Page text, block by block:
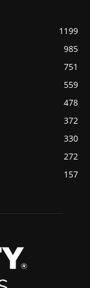
1199
985
751
559
478
372
330
272
157